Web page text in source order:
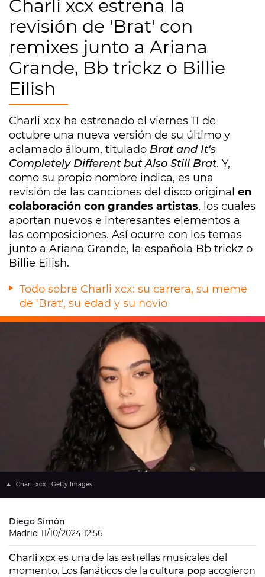
Charli xcx estrena la
revisión de 'Brat' con
remixes junto a Ariana
Grande, Bb trickz o Billie
Eilish
Charli xcx ha estrenado el viernes 11 de
octubre una nueva versión de su último y
aclamado álbum, titulado Brat and It's
Completely Different but Also Still Brat. Y,
como su propio nombre indica, es una
revisión de las canciones del disco original en
colaboración con grandes artistas, los cuales
aportan nuevos e interesantes elementos a
las composiciones. Así ocurre con los temas
junto a Ariana Grande, la española Bb trickz o
Billie Eilish.
Todo sobre Charli xcx: su carrera, su meme
de 'Brat', su edad y su novio
Charli xcx | Getty Images
Diego Simón
Madrid 11/10/2024 12:56
Charli xcx es una de las estrellas musicales del
momento. Los fanáticos de la cultura pop acogieron